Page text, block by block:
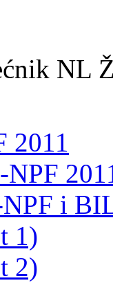
NL
2011
NPF
i
1)
2)